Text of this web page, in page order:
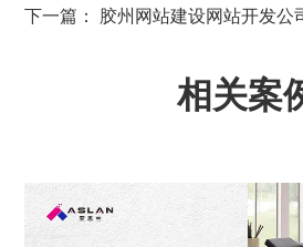
下一篇： 胶州网站建设网站开发公
相关案